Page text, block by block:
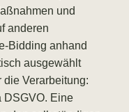
und
anderen
Bidding anhand
ausgewählt
Verarbeitung:
DSGVO. Eine